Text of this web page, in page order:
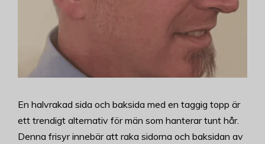
En halvrakad sida och baksida med en taggig topp är
ett trendigt alternativ för män som hanterar tunt hår.
Denna frisyr innebär att raka sidorna och baksidan av